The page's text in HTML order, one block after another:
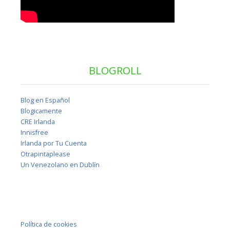
BLOGROLL
Blog en Español
Blogicamente
CRE Irlanda
Innisfree
Irlanda por Tu Cuenta
Otrapintaplease
Un Venezolano en Dublín
Política de cookies